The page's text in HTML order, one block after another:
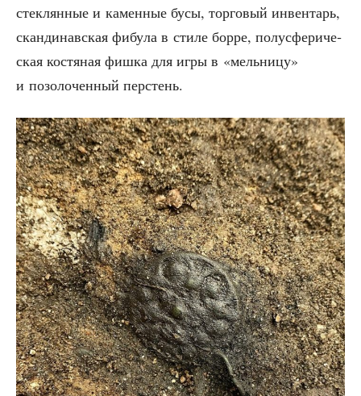
стек­лян­ные и камен­ные бусы, тор­го­вый инвен­тарь,
скан­ди­нав­ская фибу­ла в сти­ле бор­ре, полу­сфе­ри­че­
ская костя­ная фиш­ка для игры в «мель­ни­цу»
и позо­ло­чен­ный перстень.